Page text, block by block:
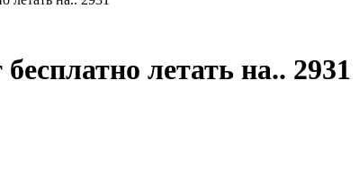
летать на.. 2931